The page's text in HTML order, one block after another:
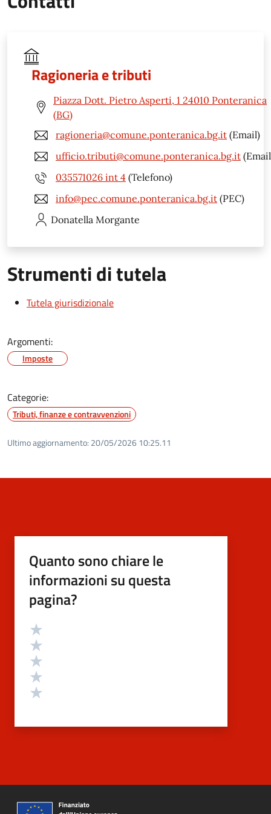
Ragioneria e tributi
Piazza Dott. Pietro Asperti, 1 24010 Ponteranica
(BG)
ragioneria@comune.ponteranica.bg.it (Email)
ufficio.tributi@comune.ponteranica.bg.it
035571026 int 4 (Telefono)
info@pec.comune.ponteranica.bg.it (PEC)
Donatella Morgante
Strumenti di tutela
Tutela giurisdizionale
Argomenti:
Imposte
Categorie:
Tributi, finanze e contravvenzioni
Ultimo aggiornamento: 20/05/2026 10:25.11
Quanto sono chiare le
informazioni su questa
pagina?
Valutazione